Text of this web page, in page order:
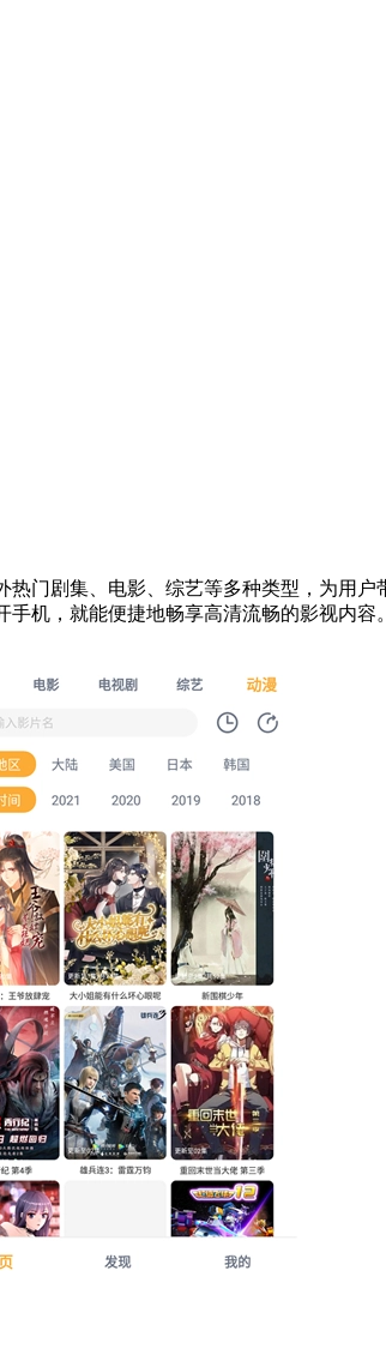
门剧集、电影、综艺等多种类型，为用
机，就能便捷地畅享高清流畅的影视内容。